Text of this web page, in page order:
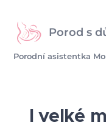
Porod s
Porodní asistentka
I velké